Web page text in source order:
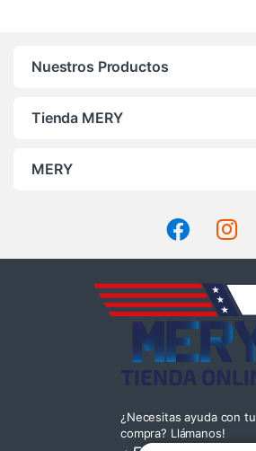
Nuestros Productos
Tienda MERY
MERY
¿Necesitas ayuda con tu
compra? Llámanos!